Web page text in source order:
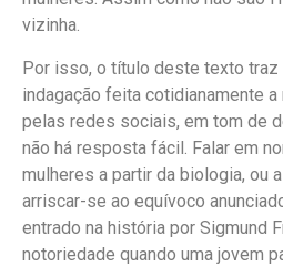
vizinha.
Por isso, o título deste texto
indagação feita cotidianamente
pelas redes sociais, em tom de
não há resposta fácil. Falar em
mulheres a partir da biologia, ou
arriscar-se ao equívoco
entrado na história por Sigmund
notoriedade quando uma jovem